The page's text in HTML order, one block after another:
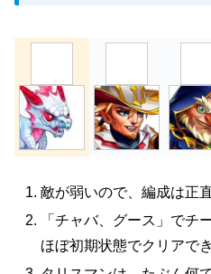
敵が弱いので、編成は正
「チャバ、グース」でチ
ほぼ初期状態でクリアで